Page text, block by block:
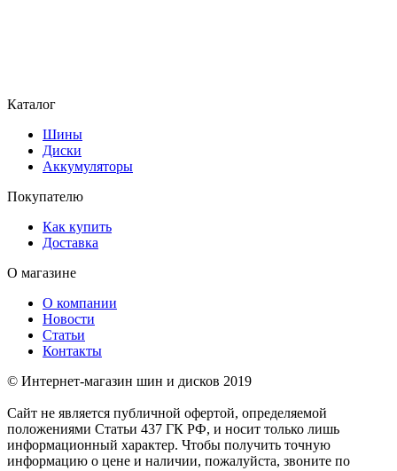
Каталог
Шины
Диски
Аккумуляторы
Покупателю
Как купить
Доставка
О магазине
О компании
Новости
Статьи
Контакты
© Интернет-магазин шин и дисков 2019
Сайт не является публичной офертой, определяемой
положениями Статьи 437 ГК РФ, и носит только лишь
информационный характер. Чтобы получить точную
информацию о цене и наличии, пожалуйста, звоните по